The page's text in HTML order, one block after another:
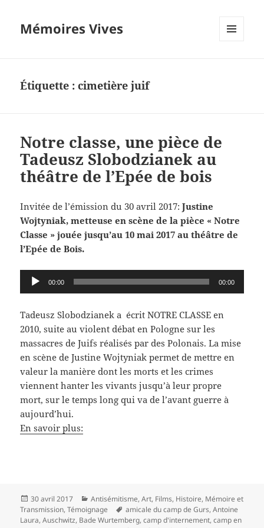
Mémoires Vives
Étiquette :cimetière juif
Notre classe, une pièce de
Tadeusz Slobodzianek au
théâtre de l’Epée de bois
Invitée de l’émission du 30 avril 2017:Justine
Wojtyniak, metteuse en scène de la pièce « Notre
Classe » jouée jusqu’au 10 mai 2017 au théâtre de
l’Epée de Bois.
Lecteur
audio
00:00 00:00
Tadeusz Slobodzianek a écrit NOTRE CLASSE en
2010, suite au violent débat en Pologne sur les
massacres de Juifs réalisés par des Polonais. La mise
en scène de Justine Wojtyniak permet de mettre en
valeur la manière dont les morts et les crimes
viennent hanter les vivants jusqu’à leur propre
mort, sur le temps long qui va de l’avant guerre à
aujourd’hui.
En savoir plus:
Publié
le
30 avril 2017 Catégories
Antisémitisme,Art, Films, Histoire, Mémoire et
Transmission,Témoignage
Mots-
clés
amicale du camp de Gurs,Antoine
Laura,Auschwitz, Bade Wurtemberg,camp d'internement,camp en